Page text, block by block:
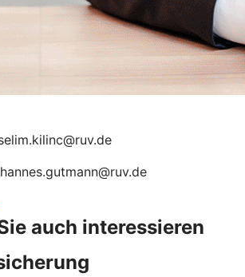
auch interessieren